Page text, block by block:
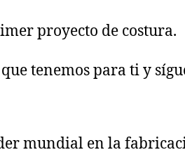
proyecto de costura.
tenemos para ti y
mundial en la